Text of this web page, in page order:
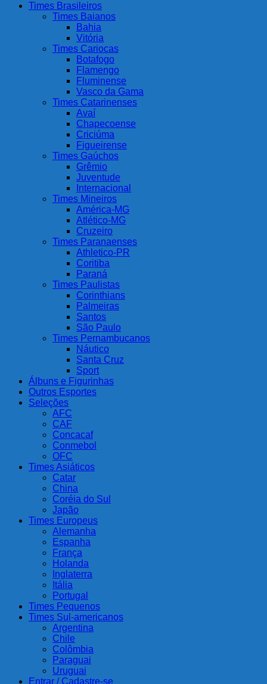
Times Brasileiros
Times Baianos
Bahia
Vitória
Times Cariocas
Botafogo
Flamengo
Fluminense
Vasco da Gama
Times Catarinenses
Avaí
Chapecoense
Criciúma
Figueirense
Times Gaúchos
Grêmio
Juventude
Internacional
Times Mineiros
América-MG
Atlético-MG
Cruzeiro
Times Paranaenses
Athletico-PR
Coritiba
Paraná
Times Paulistas
Corinthians
Palmeiras
Santos
São Paulo
Times Pernambucanos
Náutico
Santa Cruz
Sport
Álbuns e Figurinhas
Outros Esportes
Seleções
AFC
CAF
Concacaf
Conmebol
OFC
Times Asiáticos
Catar
China
Coréia do Sul
Japão
Times Europeus
Alemanha
Espanha
França
Holanda
Inglaterra
Itália
Portugal
Times Pequenos
Times Sul-americanos
Argentina
Chile
Colômbia
Paraguai
Uruguai
Entrar / Cadastre-se